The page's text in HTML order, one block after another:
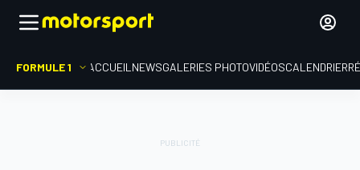
FORMULE 1 ACCUEIL NEWSGALERIES PHOTOVIDÉOSCALENDRIER